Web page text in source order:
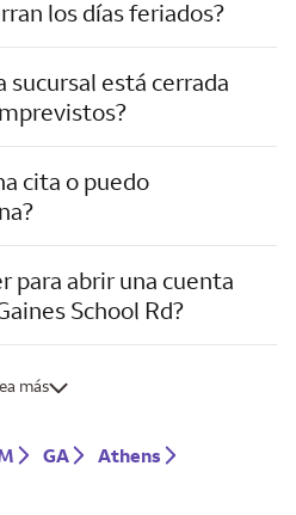
los días feriados?
sucursal está cerrada
cita o puedo
para abrir una cuenta
School Rd?
más
GA
Athens